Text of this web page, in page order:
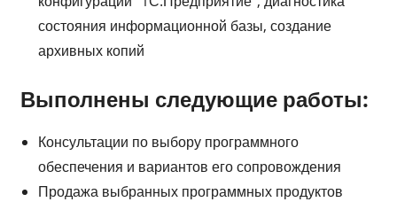
состояния информационной базы, создание
архивных копий
Выполнены следующие работы:
Консультации по выбору программного
обеспечения и вариантов его сопровождения
Продажа выбранных программных продуктов